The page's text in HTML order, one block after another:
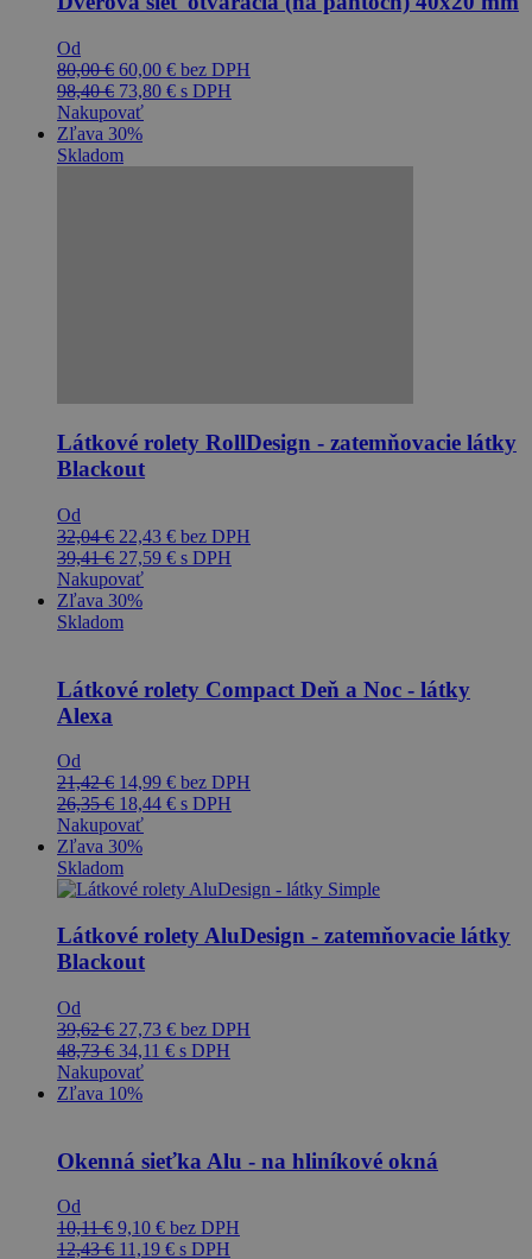
Od
80,00€ 60,00 € bez DPH
98,40€ 73,80 € s DPH
Nakupovať
Zľava 30%
Skladom
Látkové rolety RollDesign - zatemňovacie látky
Blackout
Od
32,04€ 22,43 € bez DPH
39,41€ 27,59 € s DPH
Nakupovať
Zľava 30%
Skladom
Látkové rolety Compact Deň a Noc - látky
Alexa
Od
21,42€ 14,99 € bez DPH
26,35€ 18,44 € s DPH
Nakupovať
Zľava 30%
Skladom
Látkové rolety AluDesign - zatemňovacie látky
Blackout
Od
39,62€ 27,73 € bez DPH
48,73€ 34,11 € s DPH
Nakupovať
Zľava 10%
Okenná sieťka Alu - na hliníkové okná
Od
10,11€ 9,10 € bez DPH
12,43€ 11,19 € s DPH